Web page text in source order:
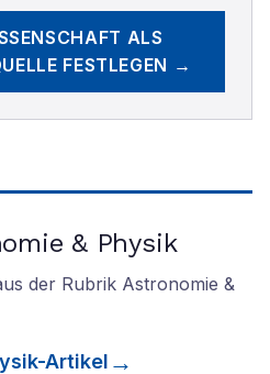
ALS
FESTLEGEN →
& Physik
der Rubrik Astronomie &
-Artikel